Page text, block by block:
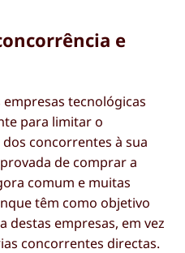
e
tecnológicas
para limitar o
concorrentes à sua
de comprar a
comum e muitas
têm como objetivo
destas empresas, em vez
concorrentes directas.